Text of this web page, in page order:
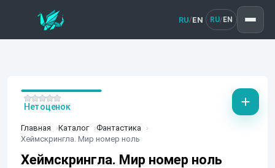
RU/EN RU/ EN
Главная Каталог
Фантастика
Хеймскрингла. Мир номер ноль
Хеймскрингла. Мир номер ноль
Нет оценок